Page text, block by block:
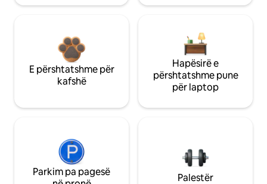
E përshtatshme për
kafshë
Hapësirë e
përshtatshme pune
për laptop
Parkim pa pagesë
Palestër